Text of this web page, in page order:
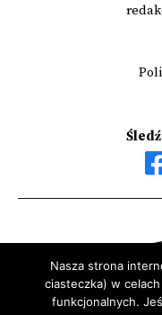
Sfinansowano przez
Nasza strona
ciasteczka) w
funkcjonalnych.